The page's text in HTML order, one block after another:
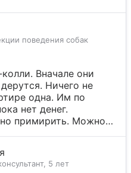
поведения собак
Вначале они
Ничего не
одна. Им по
нет денег.
примирить. Можно…
5 лет